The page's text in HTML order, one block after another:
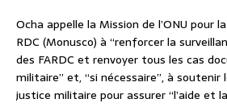
Ocha appelle la Mission de l’ONU pour
RDC (Monusco) à “renforcer la
des FARDC et renvoyer tous les cas
militaire” et, “si nécessaire”, à soutenir
justice militaire pour assurer “l’aide et